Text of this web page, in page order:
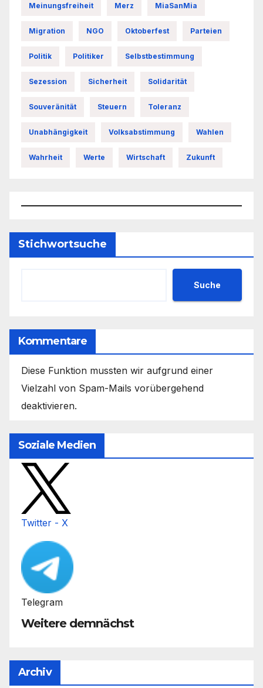
Meinungsfreiheit Merz MiaSanMia
Migration NGO Oktoberfest Parteien
Politik Politiker Selbstbestimmung
Sezession Sicherheit Solidarität
Souveränität Steuern Toleranz
Unabhängigkeit Volksabstimmung Wahlen
Wahrheit Werte Wirtschaft Zukunft
Stichwortsuche
Suche
Kommentare
Diese Funktion mussten wir aufgrund einer
Vielzahl von Spam-Mails vorübergehend
deaktivieren.
Soziale Medien
Twitter - X
Telegram
Weitere demnächst
Archiv